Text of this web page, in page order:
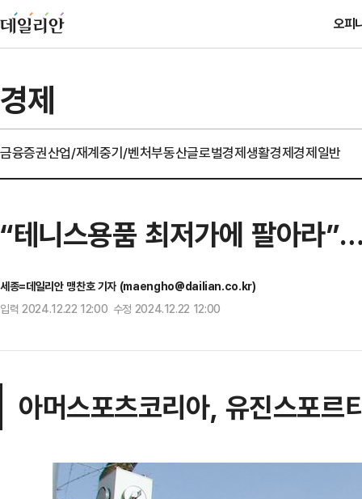
오피
경제
금융증권산업/재계중기/벤처부동산글로벌경제생활경제경제일반
“테니스용품 최저가에 팔아라
세종=데일리안 맹찬호 기자 (maengho@dailian.co.kr)
입력 2024.12.22 12:00 수정 2024.12.22 12:00
아머스포츠코리아, 유진스포르